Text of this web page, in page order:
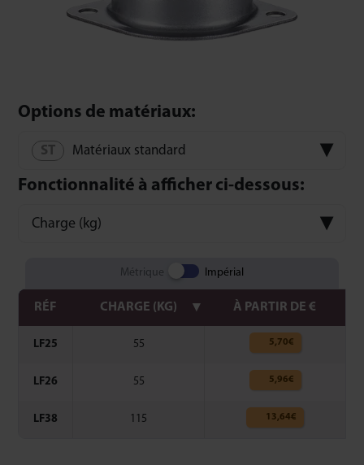
Options de matériaux:
Matériaux standard
Fonctionnalité à afficher ci-dessous:
Charge (kg)
Métrique Impérial
RÉF CHARGE (KG) À PARTIR DE €
LF25 55 5,70€
LF26 55 5,96€
LF38 115 13,64 €